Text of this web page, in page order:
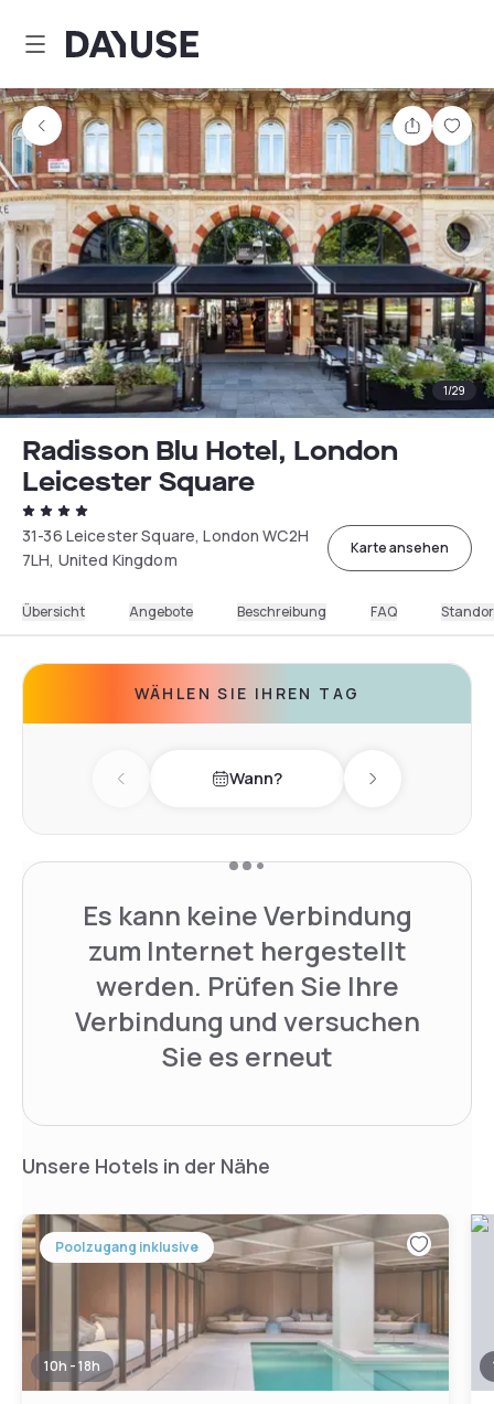
Dayuse
Teilen
1/29
Radisson Blu Hotel, London
Leicester Square
31-36 Leicester Square, London WC2H
7LH, United Kingdom
Karte ansehen
Übersicht Angebote Beschreibung FAQ
WÄHLEN SIE IHREN TAG
Previous day Wann? Next day
Es kann keine Verbindung
zum Internet hergestellt
werden. Prüfen Sie Ihre
Verbindung und versuchen
Sie es erneut
Unsere Hotels in der Nähe
Poolzugang inklusive
10h - 18h